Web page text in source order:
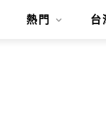
熱門 台